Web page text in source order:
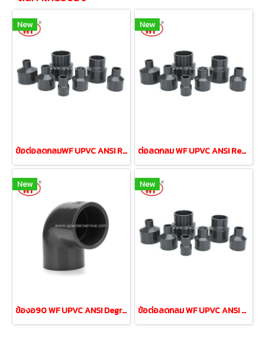
New
ข้อต่อลดกลมWF UPVC ANSI Reducing Coupling 1-1/4"ลด3/4"
New
ต่อลดกลม WF UPVC ANSI Reducing Coupling 1-1/2"ลด 1/2"
New
ข้องอ90 WF UPVC ANSI Degree Elbow ขนาด 4"DN100
New
ข้อต่อลดกลม WF UPVC ANSI Reducing Coupling 3/4"ลด1/2"